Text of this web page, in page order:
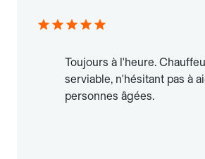
Toujours à l'heure.
serviable, n'hésitant pas à
personnes âgées.